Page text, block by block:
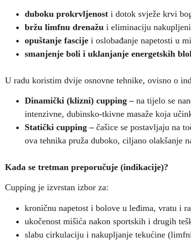
duboku prokrvljenost i dotok svježe krvi
bržu limfnu drenažu i eliminaciju
opuštanje fascije i oslobađanje napetosti u
smanjenje boli i uklanjanje energetskih
U radu koristim dvije osnovne tehnike, ovisno o
Dinamički (klizni) cupping –na tijelo se
intenzivne, dubinsko-tkivne masaže koja
Statički cupping – čašice se postavljaju na
ova tehnika pruža duboko, ciljano olakšanje
Kada se tretman preporučuje (indikacije)?
Cupping je izvrstan izbor za:
kroničnu napetost i bolove u leđima, vratu i
ukočenost mišića nakon sportskih i drugih
slabu cirkulaciju i nakupljanje tekućine